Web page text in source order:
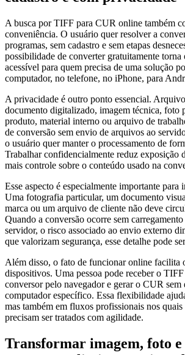
A busca por TIFF para CUR online também
conveniência. O usuário quer resolver a
programas, sem cadastro e sem etapas
possibilidade de converter gratuitamente torna
acessível para quem precisa de uma solução
computador, no telefone, no iPhone, para
A privacidade é outro ponto essencial.
documento digitalizado, imagem técnica, foto
produto, material interno ou arquivo de
de conversão sem envio de arquivos ao
o usuário quer manter o processamento de
Trabalhar confidencialmente reduz exposição
mais controle sobre o conteúdo usado na
Esse aspecto é especialmente importante para
Uma fotografia particular, um documento
marca ou um arquivo de cliente não deve
Quando a conversão ocorre sem
servidor, o risco associado ao envio externo
que valorizam segurança, esse detalhe pode
Além disso, o fato de funcionar online facilita
dispositivos. Uma pessoa pode receber o
conversor pelo navegador e gerar o CUR sem
computador específico. Essa flexibilidade
mas também em fluxos profissionais nos
precisam ser tratados com agilidade.
Transformar imagem, foto